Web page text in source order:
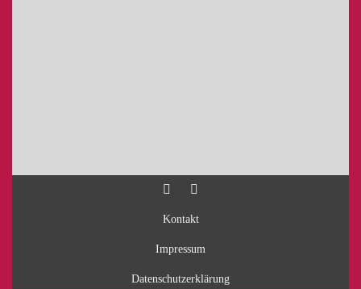
Kontakt
Impressum
Datenschutzerklärung